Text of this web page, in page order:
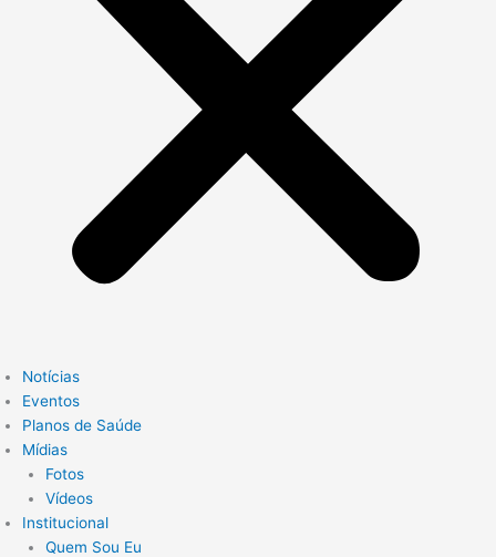
Notícias
Eventos
Planos de Saúde
Mídias
Fotos
Vídeos
Institucional
Quem Sou Eu